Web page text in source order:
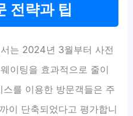
전략과 팁
는 2024년 3월부터 사전
이팅을 효과적으로 줄이
를 이용한 방문객들은 주
이 단축되었다고 평가합니